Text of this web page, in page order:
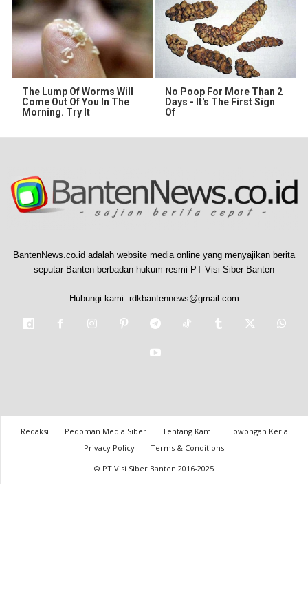
The Lump Of Worms Will
Come Out Of You In The
Morning. Try It
No Poop For More Than 2
Days - It's The First Sign
Of
BantenNews.co.id adalah website media online yang menyajikan berita
seputar Banten berbadan hukum resmi PT Visi Siber Banten
Hubungi kami: rdkbantennews@gmail.com
Redaksi Pedoman Media Siber Tentang Kami
Lowongan Kerja
Privacy Policy
Terms & Conditions
© PT Visi Siber Banten 2016-2025